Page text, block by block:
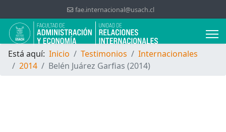
fae.internacional@usach.cl
Está aquí: Inicio Testimonios
Internacionales
2014
Belén Juárez Garfias (2014)